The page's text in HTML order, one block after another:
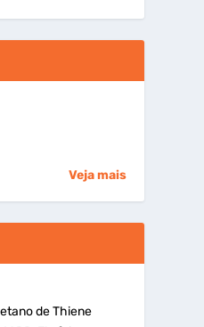
Veja mais
de Thiene